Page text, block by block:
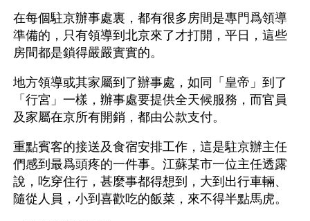
在每個駐京辦事處裏，都有很多房間是專門爲領導
準備的，只有領導到北京來了才打開，平日，這些
房間都是鎖得嚴嚴實實的。
地方領導或其家屬到了辦事處，如同「皇帝」到了
「行宮」一樣，辦事處要提供全天候服務，而官員
及家屬在京所有開銷，都由公款支付。
重點賓客的接送及食宿安排工作，這是駐京辦主任
們感到最爲頭疼的一件事。江蘇某市一位主任透露
說，吃穿住行，甚麼事都得想到，大到出行車輛、
隨從人員，小到喜歡吃的飯菜，來不得半點馬虎。